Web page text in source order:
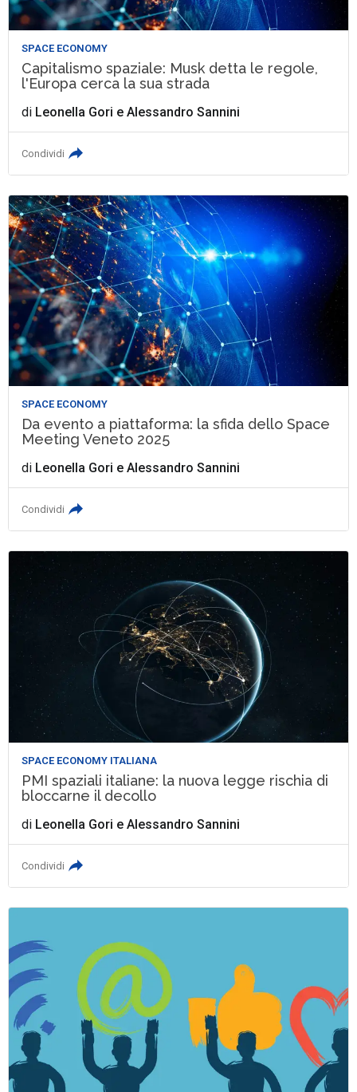
SPACE ECONOMY
Capitalismo spaziale: Musk detta le regole,
l'Europa cerca la sua strada
di Leonella Gori eAlessandro Sannini
Condividi
SPACE ECONOMY
Da evento a piattaforma: la sfida dello Space
Meeting Veneto 2025
di Leonella Gori eAlessandro Sannini
Condividi
SPACE ECONOMY ITALIANA
PMI spaziali italiane: la nuova legge rischia di
bloccarne il decollo
di Leonella Gori eAlessandro Sannini
Condividi